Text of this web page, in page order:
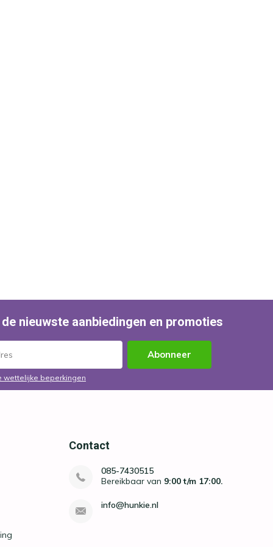
nieuwste aanbiedingen en promoties
Abonneer
wettelijke beperkingen
Contact
085-7430515
Bereikbaar van 9:00 t/m 17:00.
info@hunkie.nl